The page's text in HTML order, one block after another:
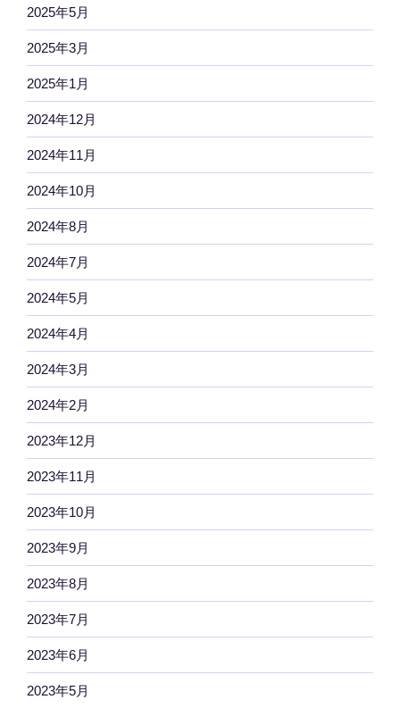
2025年5月
2025年3月
2025年1月
2024年12月
2024年11月
2024年10月
2024年8月
2024年7月
2024年5月
2024年4月
2024年3月
2024年2月
2023年12月
2023年11月
2023年10月
2023年9月
2023年8月
2023年7月
2023年6月
2023年5月